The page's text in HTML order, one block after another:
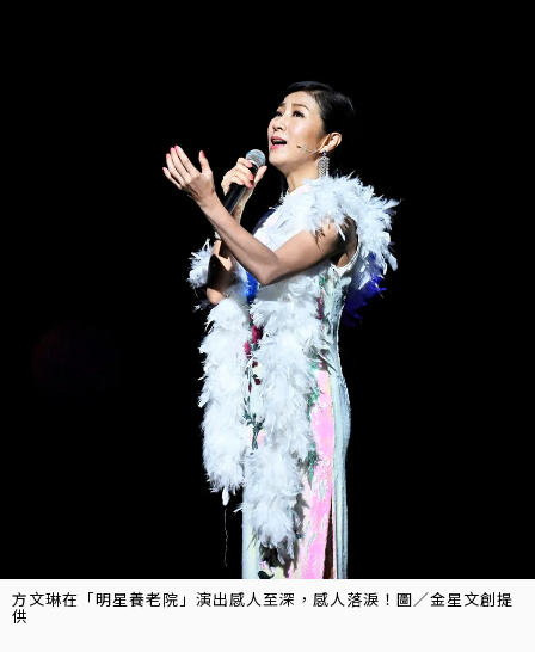
方文琳在「明星養老院」演出感人至深，感人落淚！圖／金星文創提
供